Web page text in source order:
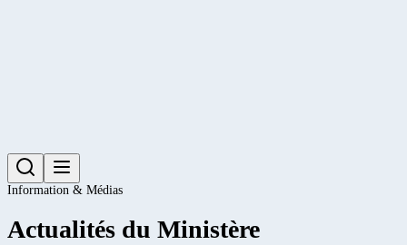
Information & Médias
Actualités du Ministère